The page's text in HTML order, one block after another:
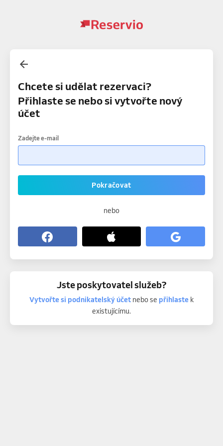
Chcete si udělat rezervaci?
Přihlaste se nebo si vytvořte nový
účet
Zadejte e-mail
Pokračovat
nebo
Jste poskytovatel služeb?
Vytvořte si podnikatelský účetnebo se přihlastek
existujícímu.